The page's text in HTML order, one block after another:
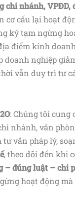
chi nhánh, VPĐD,
cơ cấu lại hoạt
ký tạm ngừng
điểm kinh
doanh nghiệp
vẫn duy trì tư
: Chúng tôi cung
nhánh, văn
vấn pháp lý,
, theo dõi đến khi
– đúng luật – chi
hoạt động